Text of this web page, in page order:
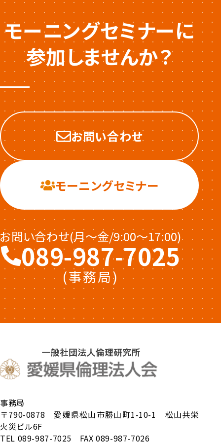
モーニングセミナーに
参加しませんか？
お問い合わせ
モーニングセミナー
お問い合わせ(月〜金/9:00〜17:00)
089-987-7025
(事務局)
事務局
〒790-0878 愛媛県松山市勝山町1-10-1 松山共栄
火災ビル6F
TEL 089-987-7025 FAX 089-987-7026